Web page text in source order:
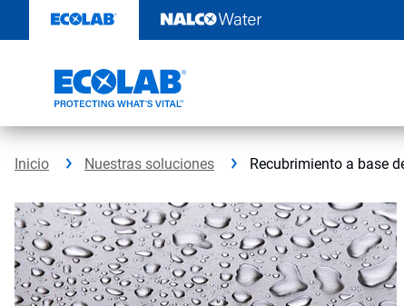
contenido
Inicio Nuestras soluciones Recubrimiento a base